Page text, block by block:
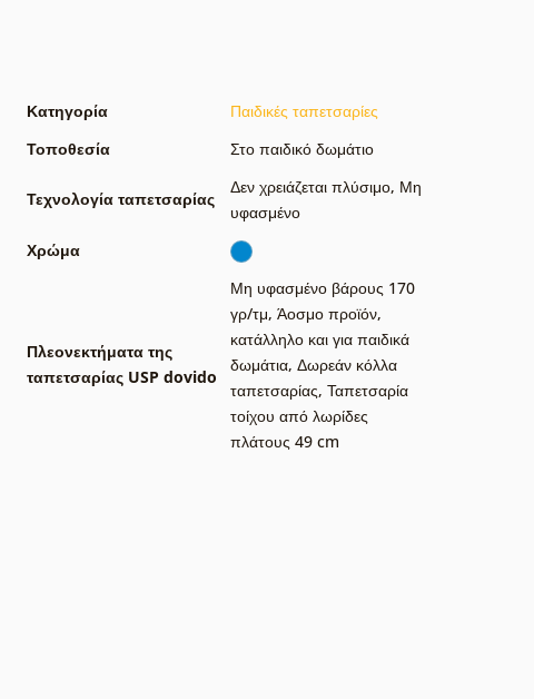
Κατηγορία
Παιδικές ταπετσαρίες
Τοποθεσία
Στο παιδικό δωμάτιο
Τεχνολογία ταπετσαρίας
Δεν χρειάζεται πλύσιμο, Μη
υφασμένο
Χρώμα
Πλεονεκτήματα της
ταπετσαρίας USP dovido
Μη υφασμένο βάρους 170
γρ/τμ, Άοσμο προϊόν,
κατάλληλο και για παιδικά
δωμάτια, Δωρεάν κόλλα
ταπετσαρίας, Ταπετσαρία
τοίχου από λωρίδες
πλάτους 49 cm